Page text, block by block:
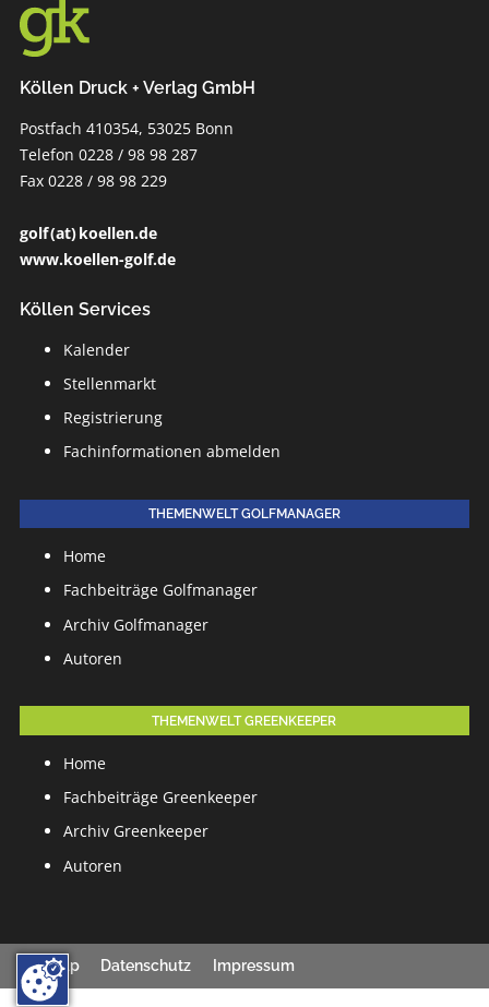
Köllen Druck + Verlag GmbH
Postfach 410354, 53025 Bonn
Telefon 0228 / 98 98 287
Fax 0228 / 98 98 229
golf (at) koellen.de
www.koellen-golf.de
Köllen Services
Kalender
Stellenmarkt
Registrierung
Fachinformationen abmelden
THEMENWELT GOLFMANAGER
Home
Fachbeiträge Golfmanager
Archiv Golfmanager
Autoren
THEMENWELT GREENKEEPER
Home
Fachbeiträge Greenkeeper
Archiv Greenkeeper
Autoren
Sitemap Datenschutz Impressum